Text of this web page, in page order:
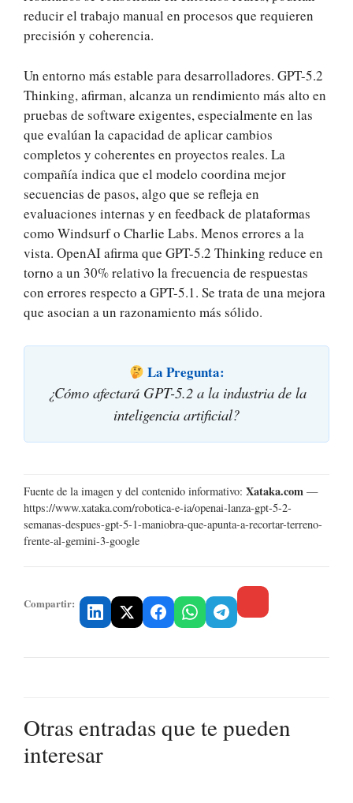
reducir el trabajo manual en procesos que requieren
precisión y coherencia.
Un entorno más estable para desarrolladores. GPT-5.2
Thinking, afirman, alcanza un rendimiento más alto en
pruebas de software exigentes, especialmente en las
que evalúan la capacidad de aplicar cambios
completos y coherentes en proyectos reales. La
compañía indica que el modelo coordina mejor
secuencias de pasos, algo que se refleja en
evaluaciones internas y en feedback de plataformas
como Windsurf o Charlie Labs. Menos errores a la
vista. OpenAI afirma que GPT-5.2 Thinking reduce en
torno a un 30% relativo la frecuencia de respuestas
con errores respecto a GPT-5.1. Se trata de una mejora
que asocian a un razonamiento más sólido.
La Pregunta:
¿Cómo afectará GPT-5.2 a la industria de la
inteligencia artificial?
Fuente de la imagen y del contenido informativo: Xataka.com —
https://www.xataka.com/robotica-e-ia/openai-lanza-gpt-5-2-
semanas-despues-gpt-5-1-maniobra-que-apunta-a-recortar-terreno-
frente-al-gemini-3-google
Compartir:
Otras entradas que te pueden
interesar